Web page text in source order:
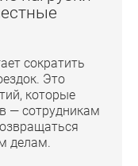
сократить
Это
которые
— сотрудникам
делам.